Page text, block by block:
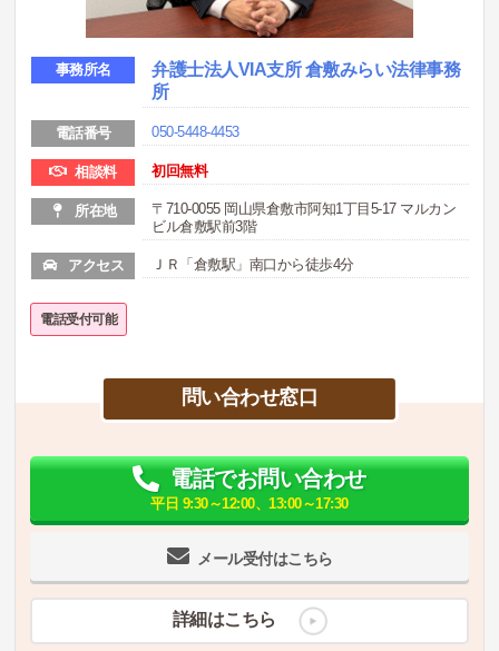
事務所名
弁護士法人VIA支所 倉敷みらい法律事務
所
電話番号 050-5448-4453
相談料 初回無料
所在地
〒710-0055 岡山県倉敷市阿知1丁目5-17 マルカン
ビル倉敷駅前3階
アクセス ＪＲ「倉敷駅」南口から徒歩4分
電話受付可能
問い合わせ窓口
メール受付はこちら
電話でお問い合わせ
平日 9:30～12:00、13:00～17:30
詳細はこちら